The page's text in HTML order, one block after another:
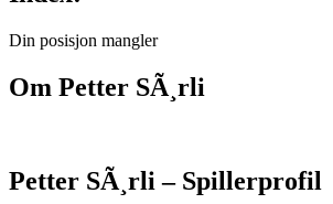
Din posisjon mangler
Om Petter SÃ¸rli
Petter SÃ¸rli – Spillerprofil